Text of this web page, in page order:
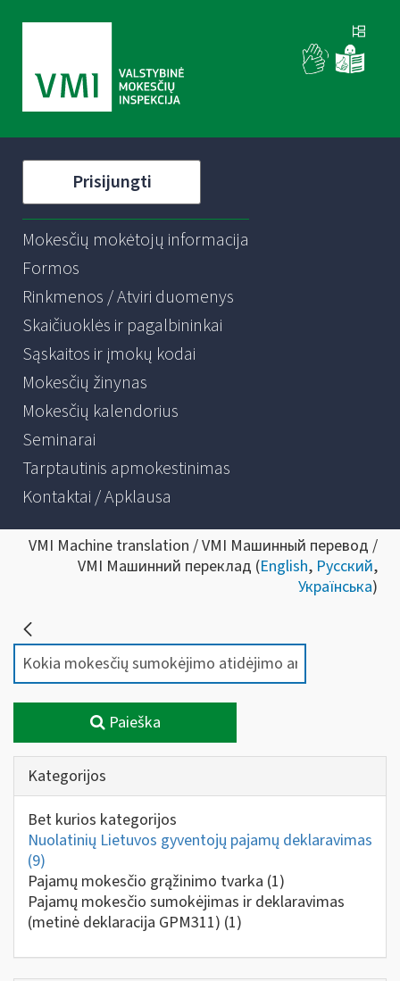
Prisijungti
Mokesčių mokėtojų informacija
Formos
Rinkmenos / Atviri duomenys
Skaičiuoklės ir pagalbininkai
Sąskaitos ir įmokų kodai
Mokesčių žinynas
Mokesčių kalendorius
Seminarai
Tarptautinis apmokestinimas
Kontaktai / Apklausa
VMI Machine translation / VMI Машинный перевод /
VMI Машинний переклад (English, Русский,
Українська)
Paieška
Kategorijos
Bet kurios kategorijos
Nuolatinių Lietuvos gyventojų pajamų deklaravimas
(9)
Pajamų mokesčio grąžinimo tvarka (1)
Pajamų mokesčio sumokėjimas ir deklaravimas
(metinė deklaracija GPM311) (1)